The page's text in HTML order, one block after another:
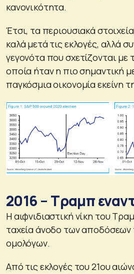
κανονικότητα.
Έτσι, τα περιουσιακά
καλά μετά τις εκλογές, αλλά
γεγονότα που σχετίζονται με
οποία ήταν η πιο σημαντική
παγκόσμια οικονομία εκείνη
2016 – Τραμπ
Η αιφνιδιαστική νίκη του
ταχεία άνοδο των αποδόσεων
ομολόγων.
Από τις εκλογές του 21ου